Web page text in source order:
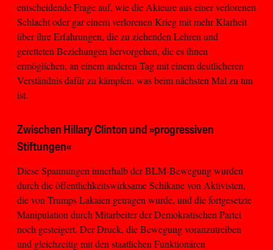
entscheidende Frage auf, wie die Akteure aus einer verlorenen
Schlacht oder gar einem verlorenen Krieg mit mehr Klarheit
über ihre Erfahrungen, die zu ziehenden Lehren und
geretteten Beziehungen hervorgehen, die es ihnen
ermöglichen, an einem anderen Tag mit einem deutlicheren
Verständnis dafür zu kämpfen, was beim nächsten Mal zu tun
ist.
Zwischen Hillary Clinton und »progressiven
Stiftungen«
Diese Spannungen innerhalb der BLM-Bewegung wurden
durch die öffentlichkeitswirksame Schikane von Aktivisten,
die von Trumps Lakaien getragen wurde, und die fortgesetzte
Manipulation durch Mitarbeiter der Demokratischen Partei
noch gesteigert. Der Druck, die Bewegung voranzutreiben
und gleichzeitig mit den staatlichen Funktionären